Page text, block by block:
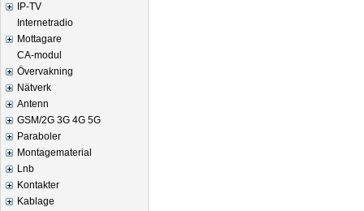
IP-TV
Internetradio
Mottagare
CA-modul
Övervakning
Nätverk
Antenn
GSM/2G 3G 4G 5G
Paraboler
Montagematerial
Lnb
Kontakter
Kablage